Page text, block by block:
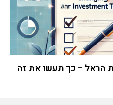
הראל – כך תעשו את זה